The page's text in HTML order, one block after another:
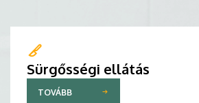
Sürgősségi ellátás
TOVÁBB